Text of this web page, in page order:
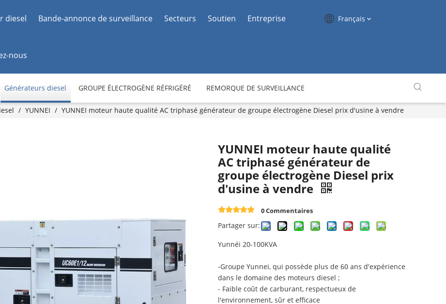
diesel Bande-annonce de surveillance Secteurs Soutien Entreprise
nous
Français
Générateurs diesel GROUPE ÉLECTROGÈNE RÉFRIGÉRÉ REMORQUE DE SURVEILLANCE
/ YUNNEI / YUNNEI moteur haute qualité AC triphasé générateur de groupe électrogène Diesel prix d'usine à vendre
YUNNEI moteur haute qualité
AC triphasé générateur de
groupe électrogène Diesel prix
d'usine à vendre
0 Commentaires
Partager sur:
Yunnéi 20-100KVA
-Groupe Yunnei, qui possède plus de 60 ans d'expérience
dans le domaine des moteurs diesel ;
- Faible coût de carburant, respectueux de
l'environnement, sûr et efficace